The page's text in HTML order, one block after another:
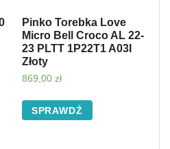
Pinko Torebka Love
Micro Bell Croco AL 22-
23 PLTT 1P22T1 A03I
Złoty
869,00 zł
SPRAWDŹ